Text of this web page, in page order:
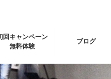
回キャンペーン
無料体験
ブログ